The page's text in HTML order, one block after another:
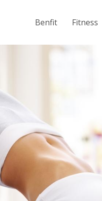
Benfit Fitness